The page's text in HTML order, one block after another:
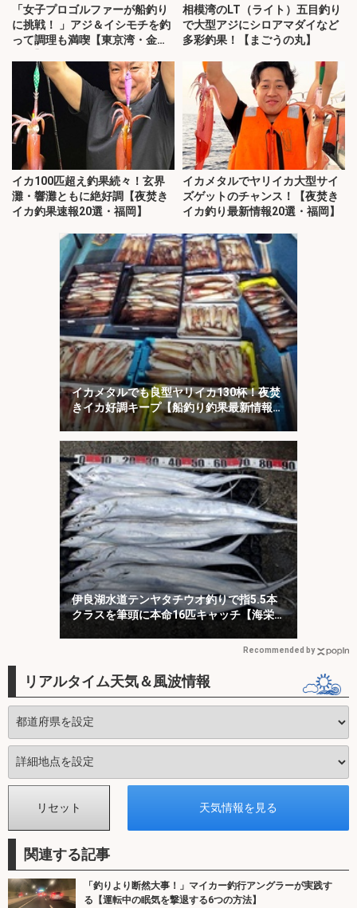
「女子プロゴルファーが船釣り
に挑戦！ 」アジ＆イシモチを釣
って調理も満喫【東京湾・金沢
相模湾のLT（ライト）五目釣り
で大型アジにシロアマダイなど
多彩釣果！【まごうの丸】
イカ100匹超え釣果続々！玄界
灘・響灘ともに絶好調【夜焚き
イカ釣果速報20選・福岡】
イカメタルでヤリイカ大型サイ
ズゲットのチャンス！【夜焚き
イカ釣り最新情報20選・福岡】
イカメタルでも良型ヤリイカ130杯！夜焚
きイカ好調キープ【船釣り釣果最新情報13
選・玄界灘】
伊良湖水道テンヤタチウオ釣りで指5.5本
クラスを筆頭に本命16匹キャッチ【海栄
Recommended by
リアルタイム天気＆風波情報
関連する記事
「釣りより断然大事！」マイカー釣行アングラーが実践す
る【運転中の眠気を撃退する6つの方法】